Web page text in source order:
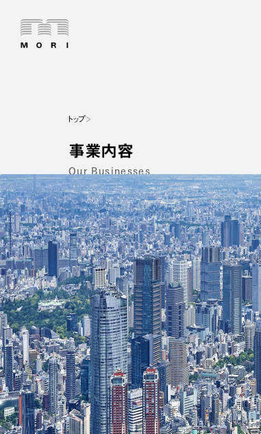
トップ
事業内容
Our Businesses